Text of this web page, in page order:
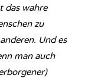
das wahre
zu
Und es
man auch